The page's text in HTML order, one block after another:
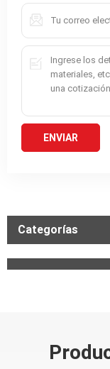
Categorías